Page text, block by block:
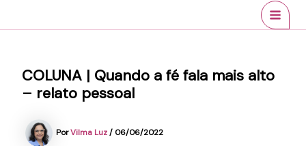
COLUNA | Quando a fé fala mais alto
– relato pessoal
PorVilma Luz/ 06/06/2022